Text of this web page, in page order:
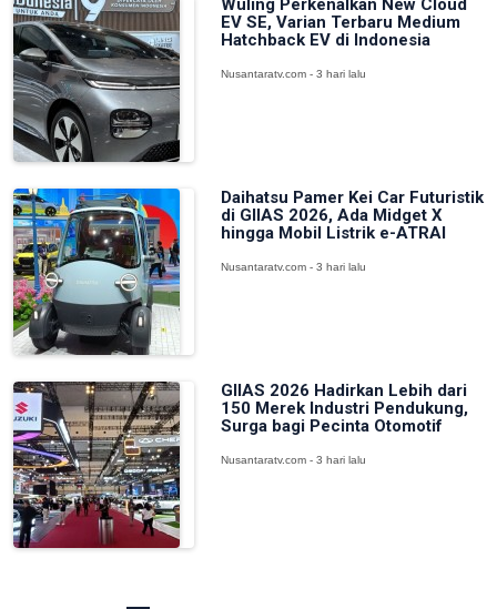
Wuling Perkenalkan New Cloud
EV SE, Varian Terbaru Medium
Hatchback EV di Indonesia
Nusantaratv.com - 3 hari lalu
Daihatsu Pamer Kei Car Futuristik
di GIIAS 2026, Ada Midget X
hingga Mobil Listrik e-ATRAI
Nusantaratv.com - 3 hari lalu
GIIAS 2026 Hadirkan Lebih dari
150 Merek Industri Pendukung,
Surga bagi Pecinta Otomotif
Nusantaratv.com - 3 hari lalu